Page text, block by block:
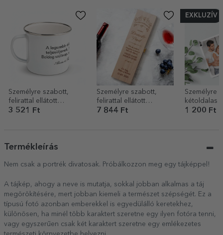
Személyre szabott,
felirattal ellátott
zománcozott fémkanna
3 521 Ft
Személyre szabott,
felirattal ellátott
borosdoboz – Premium
7 844 Ft
EXKLUZÍV
Személyre
kétoldalas
kártya
1 200 Ft
Termékleírás
Nem csak a portrék divatosak. Próbálkozzon meg egy tájképpel!
A tájkép, ahogy a neve is mutatja, sokkal jobban alkalmas a táj
megörökítésére, mert jobban kiemeli a természet szépségét. Ez a
típusú fotó azonban emberekkel is egyedülálló keretekhez,
különösen, ha minél több karaktert szeretne egy ilyen fotóra tenni,
vagy egyszerűen csak két karaktert szeretne egy emlékezetes